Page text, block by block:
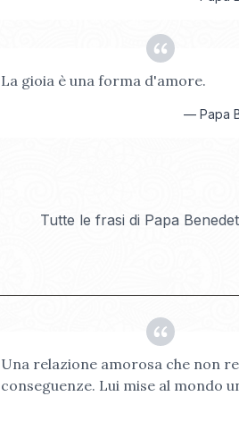
La gioia è una forma d'amore.
— Papa
Tutte le frasi di Papa
Una relazione amorosa che non
conseguenze. Lui mise al mondo